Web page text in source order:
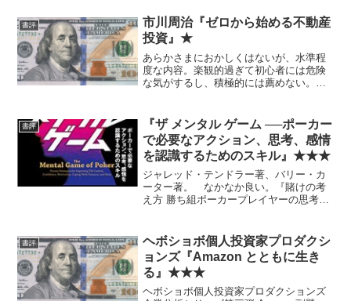
薦めるかというと微妙。
書評
市川周治『ゼロから始める不動産
投資』★
あらかさまにおかしくはないが、水準程
度な内容。楽観的過ぎて初心者には危険
な気がするし、積極的には薦めない。あ
書評
『ザ メンタル ゲーム ──ポーカー
で必要なアクション、思考、感情
を認識するためのスキル』★★★
ジャレッド・テンドラー著、バリー・カ
ーター著。 なかなか良い。『賭けの考
え方 勝ち組ポーカープレイヤーの思考習
下の記述は、以前の自分のツイートを連
想した。負けても気分が...
書評
ヘボショボ個人投資家プロダクシ
ョンズ『Amazon とともに生き
る』★★★
ヘボショボ個人投資家プロダクションズ